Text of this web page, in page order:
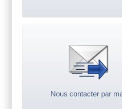
Nous contacter par